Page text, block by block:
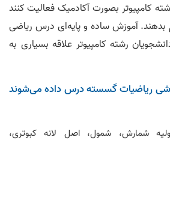
کامپیوتر بصورت آکادمیک فعالیت کنند
بدهند. آموزش ساده و پایه‌ای درس ریاضی
رشته کامپیوتر علاقه بسیاری به
ریاضیات گسسته درس داده می‌شوند
شمارش، شمول، اصل لانه کبوتری،